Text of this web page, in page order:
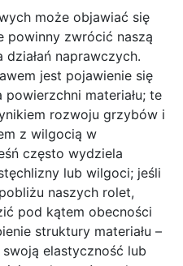
może objawiać się
powinny zwrócić naszą
naprawczych.
jest pojawienie się
materiału; te
rozwoju grzybów i
z wilgocią w
często wydziela
lub wilgoci; jeśli
naszych rolet,
pod kątem obecności
struktury materiału –
elastyczność lub